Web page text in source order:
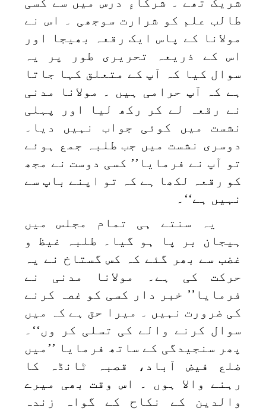
طالب علم کو شرارت سوجھی ۔ اس نے
مولانا کے پاس ایک رقعہ بھیجا اور
اس کے ذریعہ تحریری طور پر یہ
سوال کیا کہ آپ کے متعلق کہا جاتا
ہے کہ آپ حرامی ہیں ۔ مولانا مدنی
نے رقعہ لے کر رکھ لیا اور پہلی
نشست میں کوئی جواب نہیں دیا۔
دوسری نشست میں جب طلبہ جمع ہوئے
تو آپ نے فرمایا’’ کسی دوست نے مجھ
کو رقعہ لکھا ہے کہ تو اپنے باپ سے
نہیں ہے‘‘۔
یہ سنتے ہی تمام مجلس میں
ہیجان بر پا ہو گیا۔ طلبہ غیظ و
غضب سے بھر گئے کہ کس گستاخ نے یہ
حرکت کی ہے۔ مولانا مدنی نے
فرمایا’’ خبر دار کسی کو غصہ کرنے
کی ضرورت نہیں ۔ میرا حق ہے کہ میں
سوال کرنے والے کی تسلی کر وں‘‘۔
پھر سنجیدگی کے ساتھ فرمایا ’’میں
ضلع فیض آباد، قصبہ ٹانڈہ کا
رہنے والا ہوں ۔ اس وقت بھی میرے
والدین کے نکاح کے گواہ زندہ